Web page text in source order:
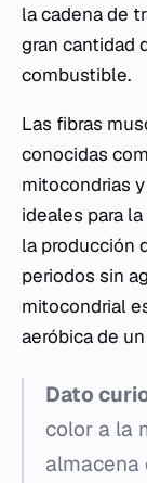
la cadena de
gran cantidad
combustible.
Las fibras
conocidas
mitocondrias
ideales para
la producción
periodos sin
mitocondrial
aeróbica de
Dato
color a la
almacena